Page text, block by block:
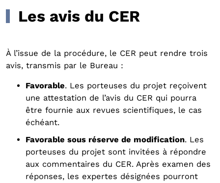
Les avis du CER
À l’issue de la procédure, le CER peut rendre trois
avis, transmis par le Bureau :
Favorable. Les porteuses du projet reçoivent
une attestation de l’avis du CER qui pourra
être fournie aux revues scientifiques, le cas
échéant.
Favorable sous réserve de modification. Les
porteuses du projet sont invitées à répondre
aux commentaires du CER. Après examen des
réponses, les expertes désignées pourront